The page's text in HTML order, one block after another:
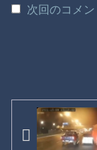
次回のコメ